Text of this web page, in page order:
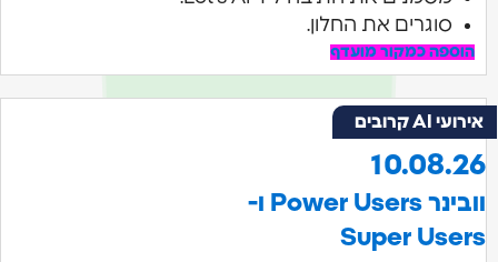
סוגרים את החלון.
הוספה כמקור מועדף
אירועי AI קרובים
וובינר Power Users ו-
Super